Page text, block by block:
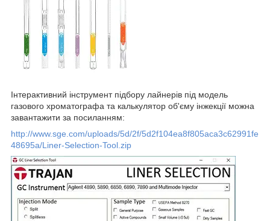
Інтерактивний інструмент підбору лайнерів під модель
газового хроматографа та калькулятор об'єму інжекції можна
завантажити за посиланням:
http://www.sge.com/uploads/5d/2f/5d2f104ea8f805aca3c62991fe
48695a/Liner-Selection-Tool.zip